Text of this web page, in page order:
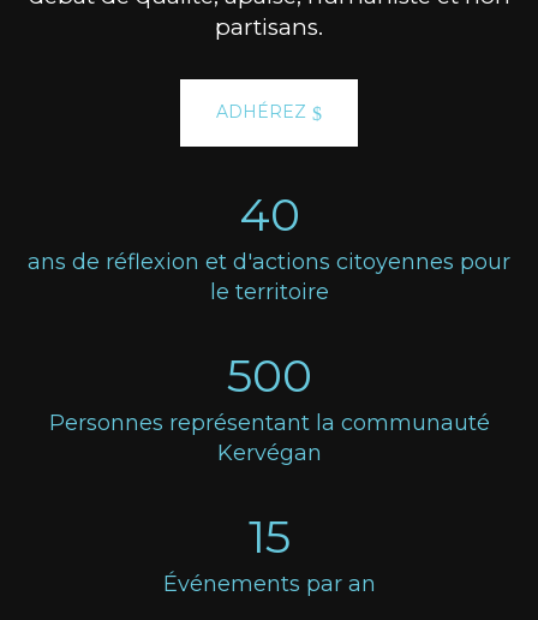
partisans.
ADHÉREZ
40
ans de réflexion et d'actions citoyennes pour
le territoire
500
Personnes représentant la communauté
Kervégan
15
Événements par an